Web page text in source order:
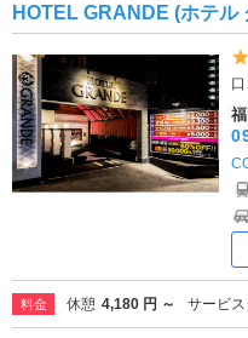
HOTEL GRANDE (ホテル
料金 休憩 4,180 円 ～ サービ